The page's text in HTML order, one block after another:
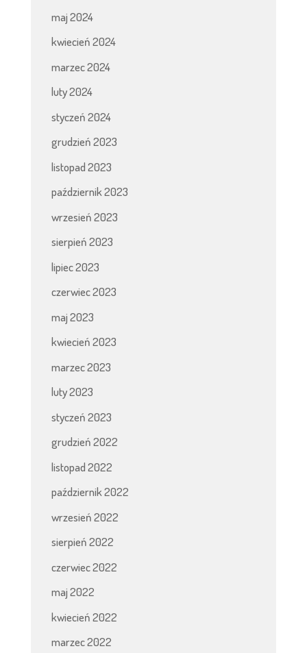
maj 2024
kwiecień 2024
marzec 2024
luty 2024
styczeń 2024
grudzień 2023
listopad 2023
październik 2023
wrzesień 2023
sierpień 2023
lipiec 2023
czerwiec 2023
maj 2023
kwiecień 2023
marzec 2023
luty 2023
styczeń 2023
grudzień 2022
listopad 2022
październik 2022
wrzesień 2022
sierpień 2022
czerwiec 2022
maj 2022
kwiecień 2022
marzec 2022